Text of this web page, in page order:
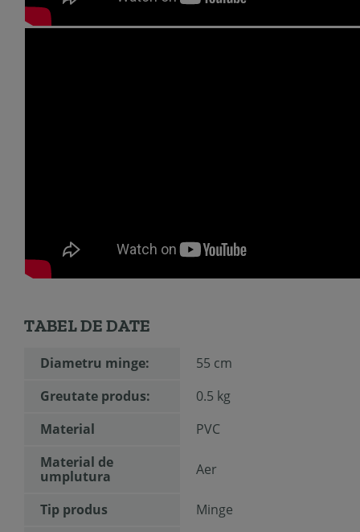
TABEL DE DATE
Diametru minge:
55 cm
Greutate produs:
0.5 kg
Material
PVC
Material de
umplutura
Aer
Tip produs
Minge